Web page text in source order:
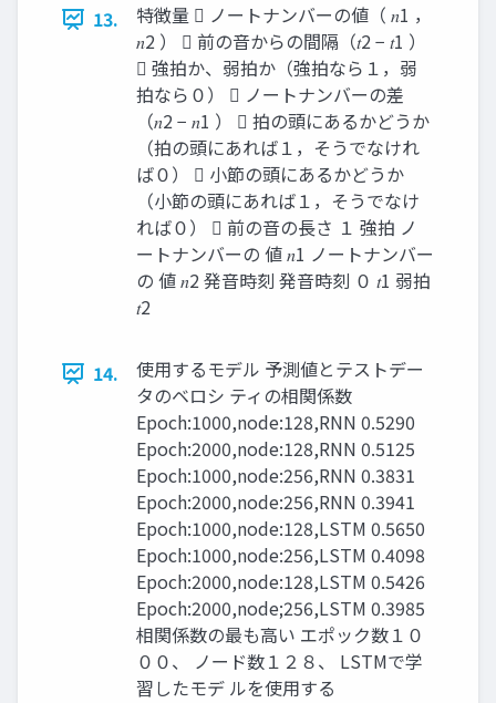
13.
特徴量  ノートナンバーの値（ 𝑛1 ，
𝑛2 ）  前の音からの間隔（𝑡2 − 𝑡1 ）
 強拍か、弱拍か（強拍なら１，弱
拍なら０）  ノートナンバーの差
（𝑛2 − 𝑛1 ）  拍の頭にあるかどうか
（拍の頭にあれば１，そうでなけれ
ば０）  小節の頭にあるかどうか
（小節の頭にあれば１，そうでなけ
れば０）  前の音の長さ １ 強拍 ノ
ートナンバーの 値 𝑛1 ノートナンバー
の 値 𝑛2 発音時刻 発音時刻 ０ 𝑡1 弱拍
𝑡2
14.
使用するモデル 予測値とテストデー
タのベロシ ティの相関係数
Epoch:1000,node:128,RNN 0.5290
Epoch:2000,node:128,RNN 0.5125
Epoch:1000,node:256,RNN 0.3831
Epoch:2000,node:256,RNN 0.3941
Epoch:1000,node:128,LSTM 0.5650
Epoch:1000,node:256,LSTM 0.4098
Epoch:2000,node:128,LSTM 0.5426
Epoch:2000,node;256,LSTM 0.3985
相関係数の最も高い エポック数１０
００、 ノード数１２８、 LSTMで学
習したモデ ルを使用する